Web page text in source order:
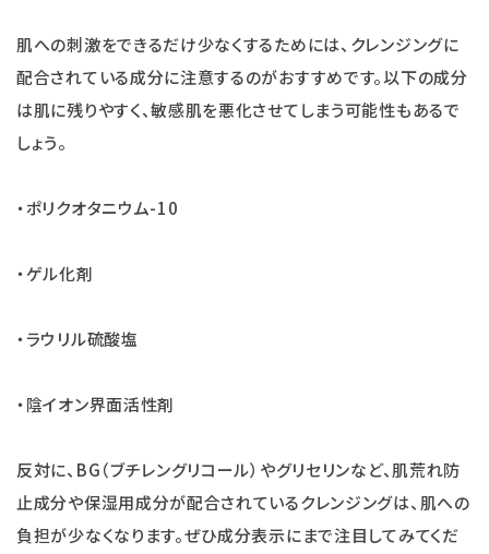
肌への刺激をできるだけ少なくするためには、クレンジングに
配合されている成分に注意するのがおすすめです。以下の成分
は肌に残りやすく、敏感肌を悪化させてしまう可能性もあるで
しょう。
・ポリクオタニウム-10
・ゲル化剤
・ラウリル硫酸塩
・陰イオン界面活性剤
反対に、BG（ブチレングリコール）やグリセリンなど、肌荒れ防
止成分や保湿用成分が配合されているクレンジングは、肌への
負担が少なくなります。ぜひ成分表示にまで注目してみてくだ